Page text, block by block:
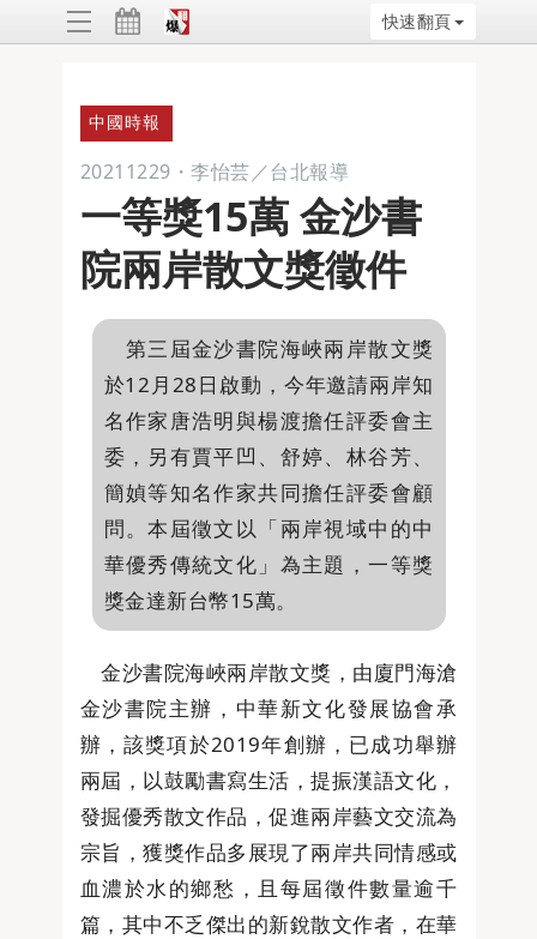
快速翻頁
中國時報
20211229 ・ 李怡芸／台北報導
一等獎15萬 金沙書
院兩岸散文獎徵件
第三屆金沙書院海峽兩岸散文獎
於12月28日啟動，今年邀請兩岸知
名作家唐浩明與楊渡擔任評委會主
委，另有賈平凹、舒婷、林谷芳、
簡媜等知名作家共同擔任評委會顧
問。本屆徵文以「兩岸視域中的中
華優秀傳統文化」為主題，一等獎
獎金達新台幣15萬。
金沙書院海峽兩岸散文獎，由廈門海滄
金沙書院主辦，中華新文化發展協會承
辦，該獎項於2019年創辦，已成功舉辦
兩屆，以鼓勵書寫生活，提振漢語文化，
發掘優秀散文作品，促進兩岸藝文交流為
宗旨，獲獎作品多展現了兩岸共同情感或
血濃於水的鄉愁，且每屆徵件數量逾千
篇，其中不乏傑出的新銳散文作者，在華